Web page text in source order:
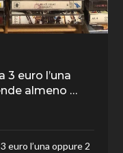
euro l’una
almeno …
euro l’una oppure 2